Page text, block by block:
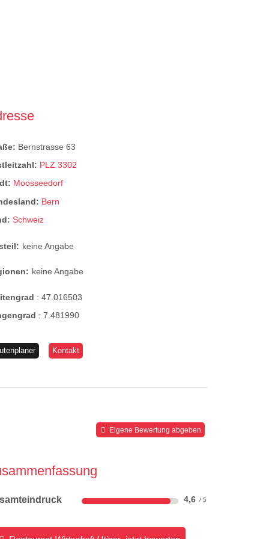
Bernstrasse 63
PLZ 3302
Moosseedorf
Bern
Schweiz
keine Angabe
keine Angabe
:47.016503
:7.481990
Kontakt
Eigene Bewertung abgeben
4,6